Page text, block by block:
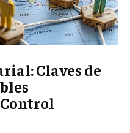
Claves de